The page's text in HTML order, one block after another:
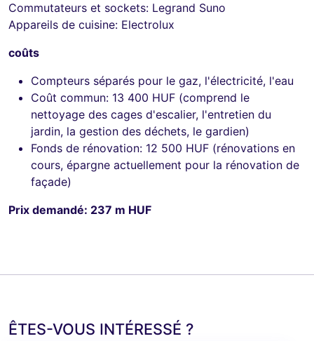
Commutateurs et sockets: Legrand Suno
Appareils de cuisine: Electrolux
coûts
Compteurs séparés pour le gaz, l'électricité, l'eau
Coût commun: 13 400 HUF (comprend le
nettoyage des cages d'escalier, l'entretien du
jardin, la gestion des déchets, le gardien)
Fonds de rénovation: 12 500 HUF (rénovations en
cours, épargne actuellement pour la rénovation de
façade)
Prix demandé: 237 m HUF
ÊTES-VOUS INTÉRESSÉ ?